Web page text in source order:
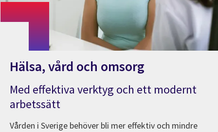
Hälsa, vård och omsorg
Med effektiva verktyg och ett modernt
arbetssätt
Vården i Sverige behöver bli mer effektiv och mindre